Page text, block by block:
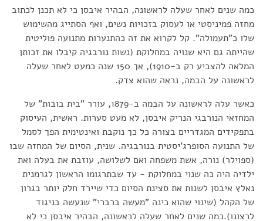
כמה שנים לאחר שעלה לראשונה, הבהיר איבסן כי לא תכנן לכתוב
מחזה פמיניסטי או לעסוק בזכויות נשים, ואף הסתייג מהשימוש
שלו כ"תעמולה". קל לקרוא את זה כהתנערות מתנועה פוליטית
שהייתה גם היא שנויה במחלוקת (נשות נורבגיה קיבלו את זכותן
המלאה להצביע רק ב-1910), אך 150 שנה כמעט לאחר שעלה
לראשונה על הבמה, נראה שהוא צדק.
כאשר עלה לראשונה על הבמה ב-1879, עורר "בית בובות" של
המחזאי הנורבגי הנריק איבסן, לא מעט סערות. ראשית, העיסוק
בתפקידים המגדריים בצורה כל כך נוקבת ואינטימית הפך לסמל
של התנועה הסופרג'יסטית בנורבגיה. שנית, הסיום של המחזה שבו
(ספוילר) נורה, אשת משפחה ואם לשלושה, עוזבת את בעלה ואת
ילדיה היה כה שנוי במחלוקת - עד שבתרגומו הראשון לגרמנית
נאלץ איבסן לשנות את סצינת הסיום כדי שיירד חלק יותר בגרון
של הקהל (שינוי שהוא כינה "מעשה ברברי" שנעשה בניגוד
לרצונו).כמה שנים לאחר שעלה לראשונה, הבהיר איבסן כי לא